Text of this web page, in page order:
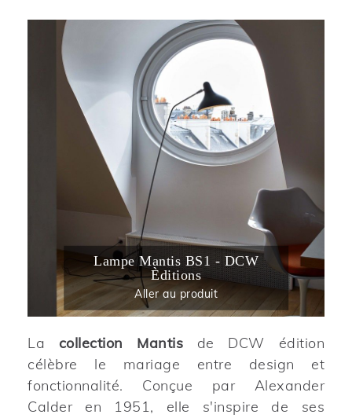
Lampe Mantis BS1 - DCW
Èditions
Aller au produit
La collection Mantis de DCW édition
célèbre le mariage entre design et
fonctionnalité. Conçue par Alexander
Calder en 1951, elle s'inspire de ses